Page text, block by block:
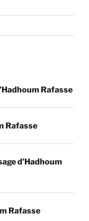
Rafasse
Rafasse
d’Hadhoum
Rafasse